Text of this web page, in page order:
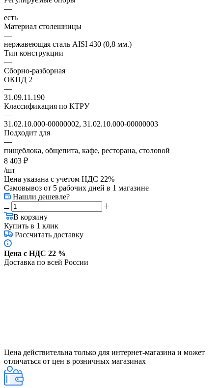
—
есть
Материал столешницы
—
нержавеющая сталь AISI 430 (0,8 мм.)
Тип конструкции
—
Сборно-разборная
ОКПД 2
—
31.09.11.190
Классификация по КТРУ
—
31.02.10.000-00000002, 31.02.10.000-00000003
Подходит для
—
пищеблока, общепита, кафе, ресторана, столовой
8 403 ₽
/шт
Цена указана с учетом НДС 22%
Самовывоз от 5 рабочих дней в 1 магазине
Нашли дешевле?
В корзину
Купить в 1 клик
Рассчитать доставку
Цена с НДС 22 %
Доставка по всей России
Цена действительна только для интернет-магазина и может
отличаться от цен в розничных магазинах